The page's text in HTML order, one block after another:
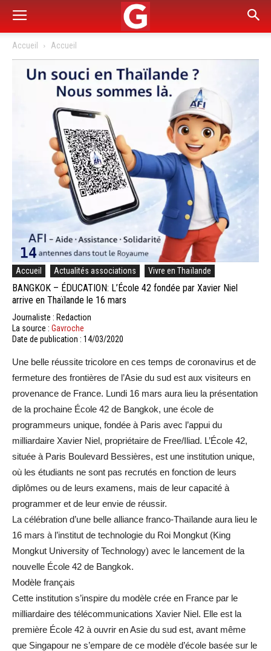
Accueil Accueil
Accueil Actualités associations Vivre en Thaïlande
BANGKOK – ÉDUCATION: L’École 42 fondée par Xavier Niel
arrive en Thaïlande le 16 mars
Journaliste : Redaction
La source : Gavroche
Date de publication : 14/03/2020
Une belle réussite tricolore en ces temps de coronavirus et de
fermeture des frontières de l’Asie du sud est aux visiteurs en
provenance de France. Lundi 16 mars aura lieu la présentation
de la prochaine École 42 de Bangkok, une école de
programmeurs unique, fondée à Paris avec l’appui du
milliardaire Xavier Niel, propriétaire de Free/Iliad. L’École 42,
située à Paris Boulevard Bessières, est une institution unique,
où les étudiants ne sont pas recrutés en fonction de leurs
diplômes ou de leurs examens, mais de leur capacité à
programmer et de leur envie de réussir.
La célébration d’une belle alliance franco-Thaïlande aura lieu le
16 mars à l’institut de technologie du Roi Mongkut (King
Mongkut University of Technology) avec le lancement de la
nouvelle École 42 de Bangkok.
Modèle français
Cette institution s’inspire du modèle crée en France par le
milliardaire des télécommunications Xavier Niel. Elle est la
première École 42 à ouvrir en Asie du sud est, avant même
que Singapour ne s’empare de ce modèle d’école basée sur le